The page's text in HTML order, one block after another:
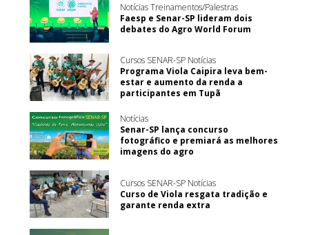
Notícias Treinamentos/Palestras
Faesp e Senar-SP lideram dois
debates do Agro World Forum
Cursos SENAR-SP Notícias
Programa Viola Caipira leva bem-
estar e aumento da renda a
participantes em Tupã
Notícias
Senar-SP lança concurso
fotográfico e premiará as melhores
imagens do agro
Cursos SENAR-SP Notícias
Curso de Viola resgata tradição e
garante renda extra